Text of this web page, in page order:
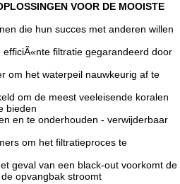
zijn tegen moeilijke
of hitte. De constructie heeft geen
triplex, zorgde Aquaforest voor de
scharnieren en A2 roestvrijstalen
Het minimalistische ontwerp
de verwijderbare waterdichte
de kast wijzigen zonder het uit
het aquarium. We hebben
daarom richten we ons op
zijn afzonderlijk verkrijgbaar in 6
geen verkleuring
VOOR DE MOOISTE
die hun succes met anderen willen
filtratie gegarandeerd door
om het waterpeil nauwkeurig af te
om de meest veeleisende koralen
bieden
en te onderhouden - verwijderbaar
om het filtratieproces te
geval van een black-out voorkomt de
opvangbak stroomt